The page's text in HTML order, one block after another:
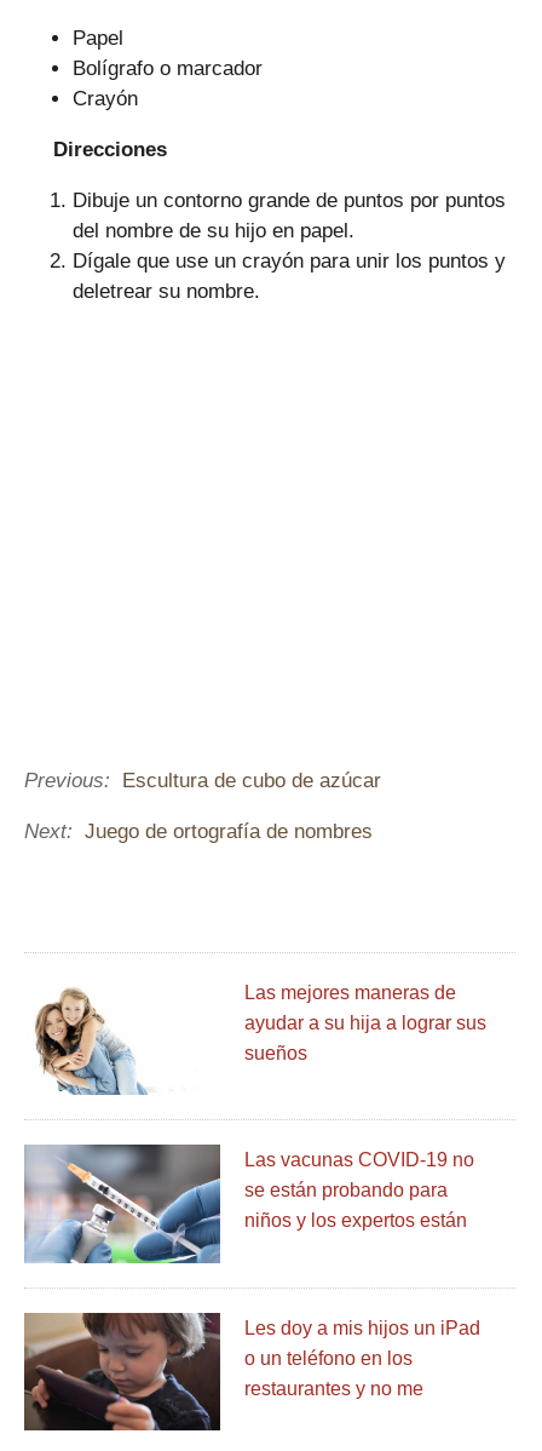
Papel
Bolígrafo o marcador
Crayón
Direcciones
Dibuje un contorno grande de puntos por puntos
del nombre de su hijo en papel.
Dígale que use un crayón para unir los puntos y
deletrear su nombre.
Previous: Escultura de cubo de azúcar
Next: Juego de ortografía de nombres
Las mejores maneras de
ayudar a su hija a lograr sus
sueños
Las vacunas COVID-19 no
se están probando para
niños y los expertos están
Les doy a mis hijos un iPad
o un teléfono en los
restaurantes y no me